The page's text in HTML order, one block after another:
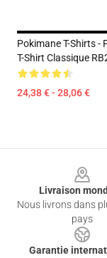
Pokimane T-Shirts -
T-Shirt Classique
24,38 € - 28,06 €
Livraison
Nous livrons dans
pays
Garantie